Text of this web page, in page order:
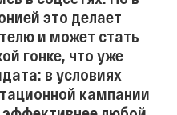
это делает
и может стать
гонке, что уже
в условиях
кампании